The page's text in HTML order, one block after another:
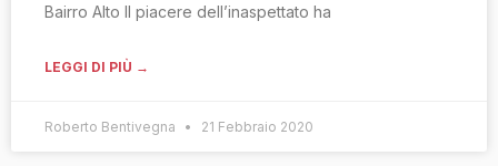
Bairro Alto Il piacere dell’inaspettato ha
LEGGI DI PIÙ →
Roberto Bentivegna 21 Febbraio 2020